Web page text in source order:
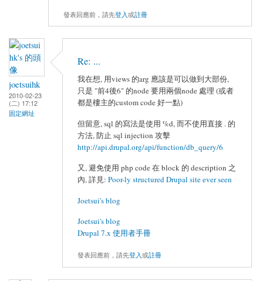
發表回應前，請先登入或註冊
joetsuihk
2010-02-23
(二) 17:12
固定網址
Re: ...
我在想, 用views 的arg 應該是可以做到大部份,
只是 "前4後6" 的node 要用兩個node 處理 (或者
都是樓主的custom code 好一點)
但留意, sql 的寫法是使用 %d, 而不使用直接 . 的
方法, 防止 sql injection 攻擊
http://api.drupal.org/api/function/db_query/6
又, 避免使用 php code 在 block 的 description 之
內, 詳見: Poor-ly structured Drupal site ever seen
Joetsui's blog
Joetsui's blog
Drupal 7.x 使用者手冊
發表回應前，請先登入或註冊